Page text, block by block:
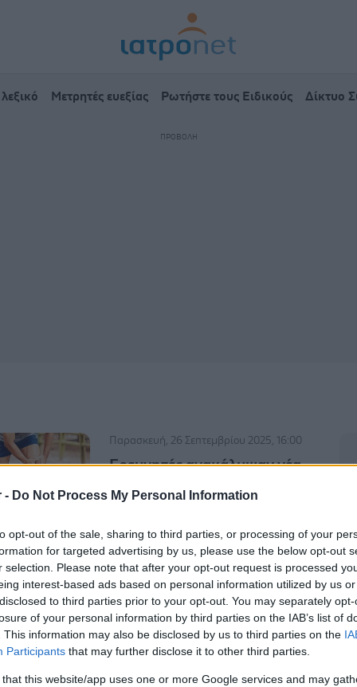
- Do Not Process My Personal Information
opt-out of the sale, sharing to third parties, or processing of your
for targeted advertising by us, please use the below opt-out
selection. Please note that after your opt-out request is processed
interest-based ads based on personal information utilized by us
to third parties prior to your opt-out. You may separately
of your personal information by third parties on the IAB’s list of
This information may also be disclosed by us to third parties on the
Participants that may further disclose it to other third parties.
that this website/app uses one or more Google services and may
λεξικό Μετρητές ευεξίας Ρωτήστε τους Ειδικούς Δίκτυο
Παρασκευή, 26 Σεπτεμβρίου 2025, 16:00
Ερευνητές ανακάλυψαν νέα
βιτρινών
Βλάβη στα αιμοφόρα αγγεία, στα
μυϊκά και τα ανοσοποιητικά κύτταρα.